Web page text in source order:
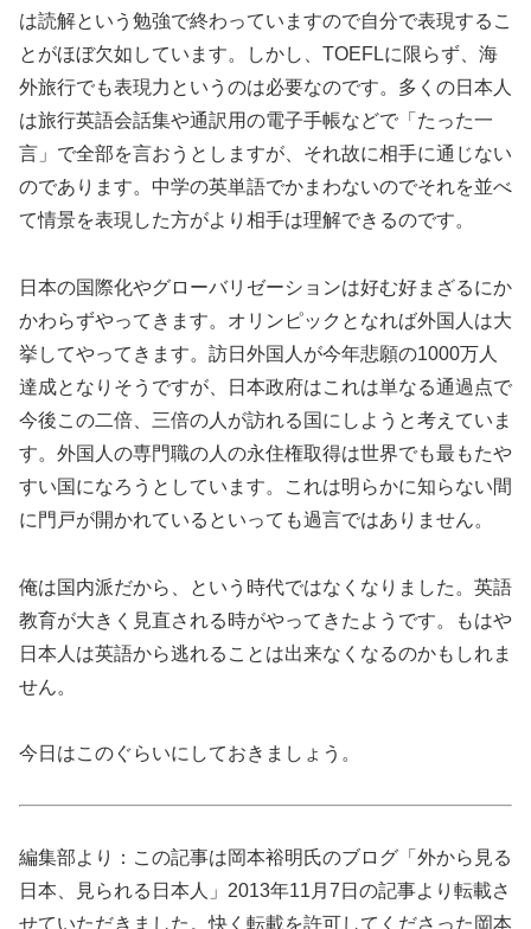
は読解という勉強で終わっていますので自分で表現するこ
とがほぼ欠如しています。しかし、TOEFLに限らず、海
外旅行でも表現力というのは必要なのです。多くの日本人
は旅行英語会話集や通訳用の電子手帳などで「たった一
言」で全部を言おうとしますが、それ故に相手に通じない
のであります。中学の英単語でかまわないのでそれを並べ
て情景を表現した方がより相手は理解できるのです。
日本の国際化やグローバリゼーションは好む好まざるにか
かわらずやってきます。オリンピックとなれば外国人は大
挙してやってきます。訪日外国人が今年悲願の1000万人
達成となりそうですが、日本政府はこれは単なる通過点で
今後この二倍、三倍の人が訪れる国にしようと考えていま
す。外国人の専門職の人の永住権取得は世界でも最もたや
すい国になろうとしています。これは明らかに知らない間
に門戸が開かれているといっても過言ではありません。
俺は国内派だから、という時代ではなくなりました。英語
教育が大きく見直される時がやってきたようです。もはや
日本人は英語から逃れることは出来なくなるのかもしれま
せん。
今日はこのぐらいにしておきましょう。
編集部より：この記事は岡本裕明氏のブログ「外から見る
日本、見られる日本人」2013年11月7日の記事より転載さ
せていただきました。快く転載を許可してくださった岡本